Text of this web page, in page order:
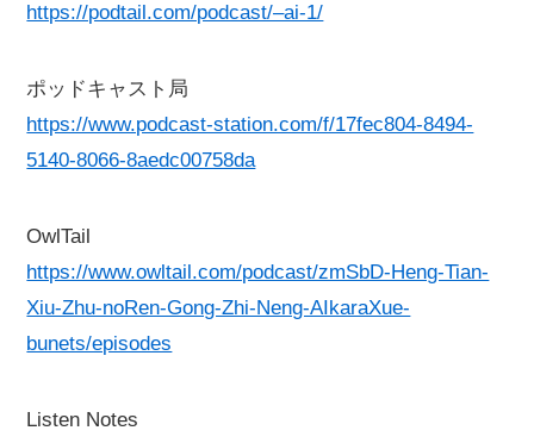
https://podtail.com/podcast/–ai-1/
ポッドキャスト局
https://www.podcast-station.com/f/17fec804-8494-
5140-8066-8aedc00758da
OwlTail
https://www.owltail.com/podcast/zmSbD-Heng-Tian-
Xiu-Zhu-noRen-Gong-Zhi-Neng-AIkaraXue-
bunets/episodes
Listen Notes